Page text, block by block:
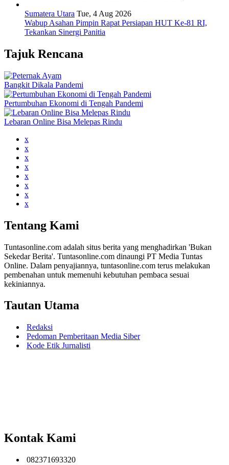
Sumatera Utara Tue, 4 Aug 2026
Wabup Asahan Pimpin Rapat Persiapan HUT Ke-81 RI,
Tekankan Sinergi Panitia
Tajuk Rencana
Bangkit Dikala Pandemi
Pertumbuhan Ekonomi di Tengah Pandemi
Lebaran Online Bisa Melepas Rindu
x
x
x
x
x
x
x
x
Tentang Kami
Tuntasonline.com adalah situs berita yang menghadirkan 'Bukan
Sekedar Berita'. Tuntasonline.com dinaungi PT Media Tuntas
Online. Dalam penyajiannya, tuntasonline.com terus melakukan
pembenahan untuk memenuhi kebutuhan pembaca sesuai
kekiniannya.
Tautan Utama
Redaksi
Pedoman Pemberitaan Media Siber
Kode Etik Jurnalisti
Kontak Kami
082371693320